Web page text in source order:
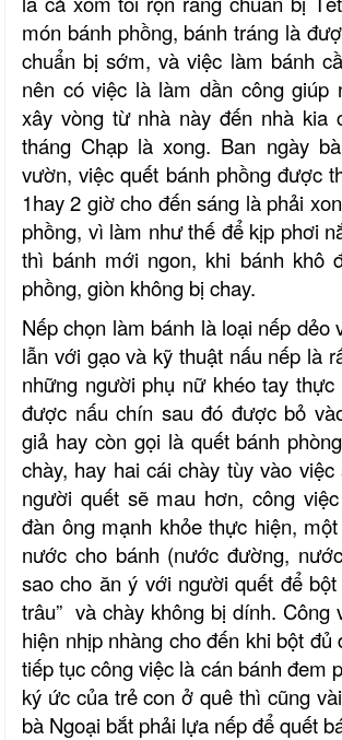
món bánh phồng, bánh tráng là
chuẩn bị sớm, và việc làm bánh
nên có việc là làm dần công giúp
xây vòng từ nhà này đến nhà kia
tháng Chạp là xong. Ban ngày
vườn, việc quết bánh phồng được
1hay 2 giờ cho đến sáng là phải
phồng, vì làm như thế để kịp phơi
thì bánh mới ngon, khi bánh khô
phồng, giòn không bị chay.
Nếp chọn làm bánh là loại nếp dẻo
lẫn với gạo và kỹ thuật nấu nếp là
những người phụ nữ khéo tay
được nấu chín sau đó được bỏ
giả hay còn gọi là quết bánh
chày, hay hai cái chày tùy vào
người quết sẽ mau hơn, công
đàn ông mạnh khỏe thực hiện,
nước cho bánh (nước đường,
sao cho ăn ý với người quết để
trâu” và chày không bị dính. Công
hiện nhịp nhàng cho đến khi bột
tiếp tục công việc là cán bánh đem
ký ức của trẻ con ở quê thì cũng
bà Ngoại bắt phải lựa nếp để quết